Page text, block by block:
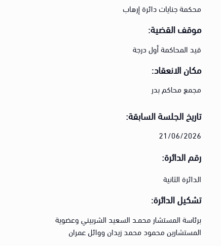
محكمة جنايات دائرة إرهاب
موقف القضية:
قيد المحاكمة أول درجة
مكان الانعقاد:
مجمع محاكم بدر
تاريخ الجلسة السابقة:
21/06/2026
رقم الدائرة:
الدائرة الثانية
تشكيل الدائرة:
برئاسة المستشار محمـد السعيد الشربيني وعضوية
المستشارين محمود محمد زيدان ووائل عمران